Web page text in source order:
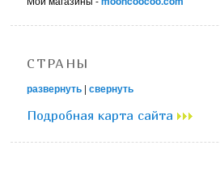
СТРАНЫ
развернуть |свернуть
Подробная карта сайта